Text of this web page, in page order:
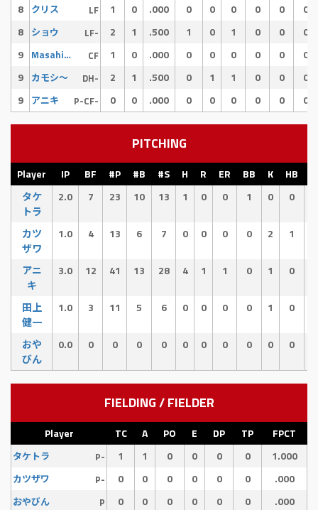
8
クリス LF 1 0 .000 0 0 0 0 0
0
8
ショウ LF- 2 1 .500 1 0 1 0 0
0
9
Masahiro Kono CF 1 0 .000 0 0 0 0 0
0
9
カモシ〜 DH- 2 1 .500 0 1 1 0 0
0
9
アニキ P-CF- 0 0 .000 0 0 0 0 0 0
PITCHING
Player IP BF #P #B #S H R ER BB K HB
タケ
トラ
2.0 7 23 10 13 1 0 0 1 0 0
カツ
ザワ
1.0 4 13 6 7 0 0 0 0 2 1
アニ
キ
3.0 12 41 13 28 4 1 1 0 1 0
田上
健一
1.0 3 11 5 6 0 0 0 0 1 0
おや
びん
0.0 0 0 0 0 0 0 0 0 0 0
FIELDING / FIELDER
Player TC A PO E DP TP FPCT
タケトラ P- 1 1 0 0 0 0 1.000
カツザワ P- 0 0 0 0 0 0 .000
おやびん P 0 0 0 0 0 0 .000